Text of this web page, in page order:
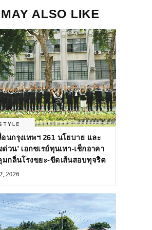
ALSO LIKE
นกรุงเทพฯ 261 นโยบาย และ
งด่วน’ เอกซเรย์ทุนเทา-เช็กอาคา
มกลิ่นโรงขยะ-ขีดเส้นสอบทุจริต
2026